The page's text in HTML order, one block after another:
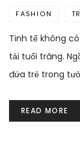
FASHION
Tinh tế không
tải tuổi trăng.
đứa trẻ trong
READ MORE